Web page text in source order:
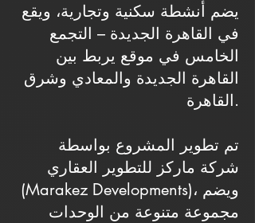
يضم أنشطة سكنية وتجارية، ويقع
في القاهرة الجديدة – التجمع
الخامس في موقع يربط بين
القاهرة الجديدة والمعادي وشرق
القاهرة.
تم تطوير المشروع بواسطة
شركة ماركز للتطوير العقاري
(Marakez Developments)، ويضم
مجموعة متنوعة من الوحدات